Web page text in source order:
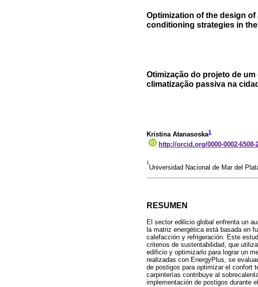
Optimization of the design
conditioning strategies in
Otimização do projeto de
climatização passiva na
Kristina Atanasoska1
http://orcid.org/0000-0002-6508-
1
Universidad Nacional de Mar del
RESUMEN
El sector edilicio global enfrenta un
la matriz energética está basada en
calefacción y refrigeración. Este
criterios de sustentabilidad, que
edificio y optimizarlo para lograr un
realizadas con EnergyPlus, se
de postigos para optimizar el confort
carpinterías contribuye al
implementación de postigos durante